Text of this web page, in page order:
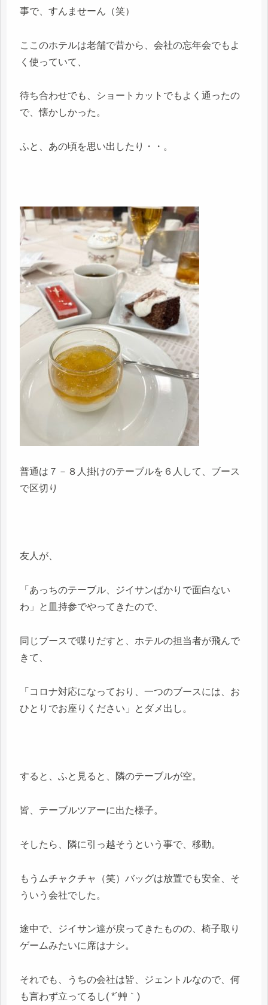
事で、すんませーん（笑）
ここのホテルは老舗で昔から、会社の忘年会でもよ
く使っていて、
待ち合わせでも、ショートカットでもよく通ったの
で、懐かしかった。
ふと、あの頃を思い出したり・・。
普通は７－８人掛けのテーブルを６人して、ブース
で区切り
友人が、
「あっちのテーブル、ジイサンばかりで面白ない
わ」と皿持参でやってきたので、
同じブースで喋りだすと、ホテルの担当者が飛んで
きて、
「コロナ対応になっており、一つのブースには、お
ひとりでお座りください」とダメ出し。
すると、ふと見ると、隣のテーブルが空。
皆、テーブルツアーに出た様子。
そしたら、隣に引っ越そうという事で、移動。
もうムチャクチャ（笑）バッグは放置でも安全、そ
ういう会社でした。
途中で、ジイサン達が戻ってきたものの、椅子取り
ゲームみたいに席はナシ。
それでも、うちの会社は皆、ジェントルなので、何
も言わず立ってるし( *´艸｀)